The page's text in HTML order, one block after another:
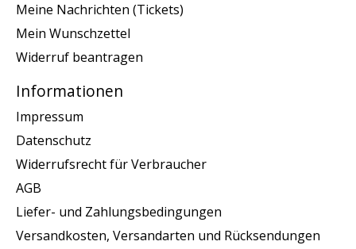
Meine Nachrichten (Tickets)
Mein Wunschzettel
Widerruf beantragen
Informationen
Impressum
Datenschutz
Widerrufsrecht für Verbraucher
AGB
Liefer- und Zahlungsbedingungen
Versandkosten, Versandarten und Rücksendungen